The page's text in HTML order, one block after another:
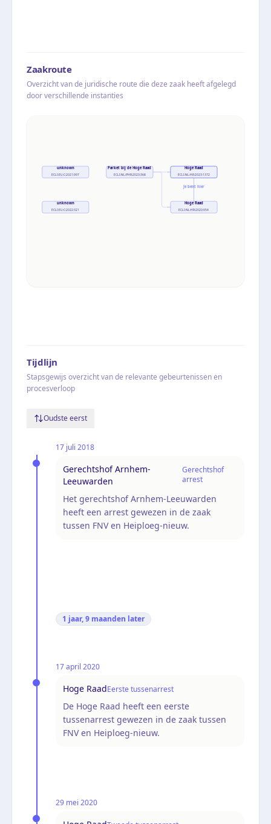
Zaakroute
Overzicht van de juridische route die deze zaak heeft afgelegd
door verschillende instanties
unknown
ECLI:EU:C:2021:997
unknown
ECLI:EU:C:2022:321
Parket bij de Hoge Raad
ECLI:NL:PHR:2023:368
Hoge Raad
ECLI:NL:HR:2023:1372
Je bent hier
Hoge Raad
ECLI:NL:HR:2020:954
Tijdlijn
Stapsgewijs overzicht van de relevante gebeurtenissen en
procesverloop
Oudste eerst
17 juli 2018
Gerechtshof Arnhem-
Leeuwarden
Gerechtshof
arrest
Het gerechtshof Arnhem-Leeuwarden
heeft een arrest gewezen in de zaak
tussen FNV en Heiploeg-nieuw.
1 jaar, 9 maanden later
17 april 2020
Hoge RaadEerste tussenarrest
De Hoge Raad heeft een eerste
tussenarrest gewezen in de zaak tussen
FNV en Heiploeg-nieuw.
29 mei 2020